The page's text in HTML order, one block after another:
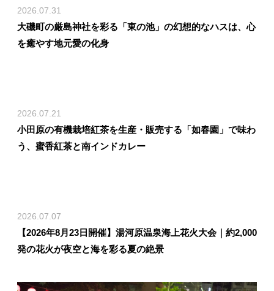
2026.07.31
大磯町の厳島神社を彩る「東の池」の幻想的なハスは、心
を癒やす地元愛の化身
2026.07.21
小田原の有機栽培紅茶を生産・販売する「如春園」で味わ
う、蜜香紅茶と南インドカレー
2026.07.07
【2026年8月23日開催】湯河原温泉海上花火大会｜約2,000
発の花火が夜空と海を彩る夏の絶景